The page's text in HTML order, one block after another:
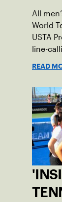
All
World
USTA
line-
READ